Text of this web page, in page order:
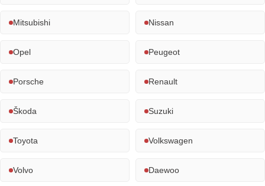
Mitsubishi Nissan
Opel Peugeot
Porsche Renault
Škoda Suzuki
Toyota Volkswagen
Volvo Daewoo